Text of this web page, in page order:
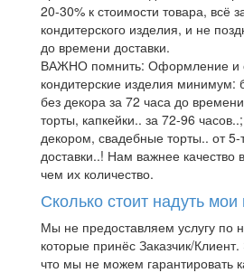
20-30% к стоимости товара, всё
кондитерского изделия, и не
до времени доставки.
ВАЖНО помнить: Оформление и
кондитерские изделия минимум:
без декора за 72 часа до
торты, капкейки.. за 72-96
декором, свадебные торты.. от
доставки..! Нам важнее качество
чем их количество.
Сколько стоит надуть
Мы не предоставляем услугу по
которые принёс Заказчик/
что мы не можем гарантировать